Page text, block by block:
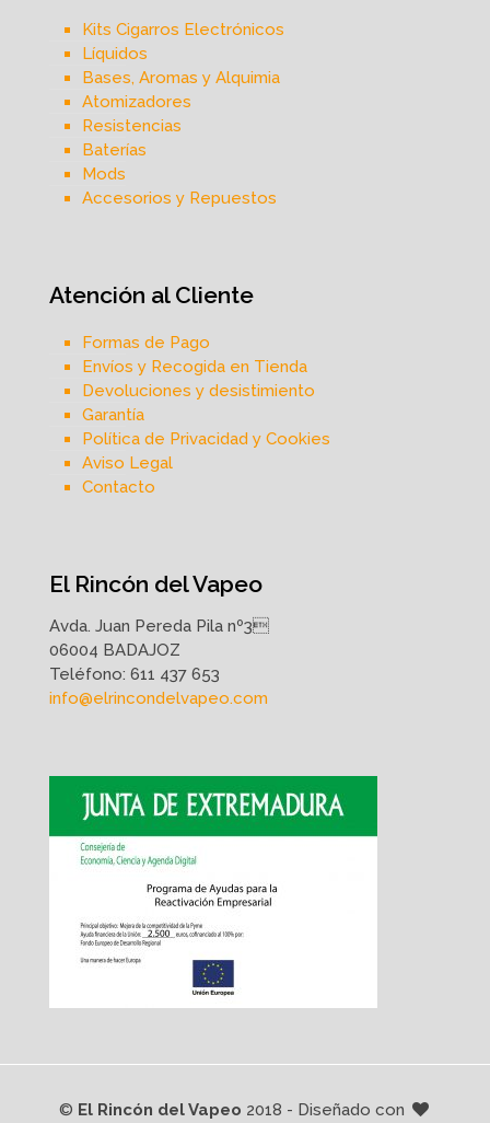
Kits Cigarros Electrónicos
Líquidos
Bases, Aromas y Alquimia
Atomizadores
Resistencias
Baterías
Mods
Accesorios y Repuestos
Atención al Cliente
Formas de Pago
Envíos y Recogida en Tienda
Devoluciones y desistimiento
Garantía
Política de Privacidad y Cookies
Aviso Legal
Contacto
El Rincón del Vapeo
Avda. Juan Pereda Pila nº3
06004 BADAJOZ
Teléfono: 611 437 653
info@elrincondelvapeo.com
© El Rincón del Vapeo 2018 - Diseñado con